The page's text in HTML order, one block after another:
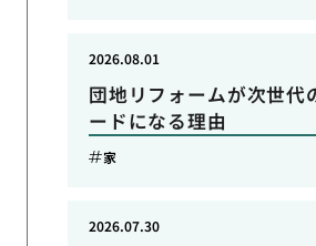
団地リフォームが次世代
ードになる理由
2026.08.01
家
2026.07.30